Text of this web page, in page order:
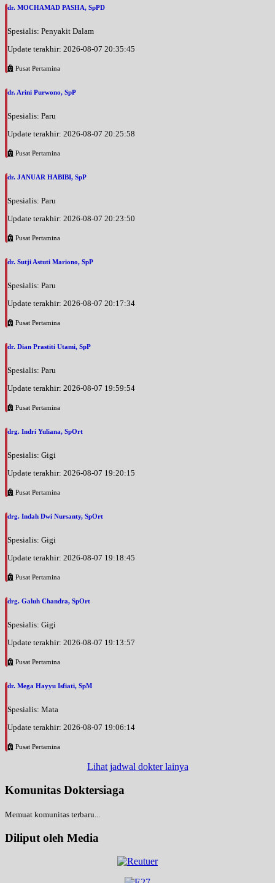
dr. MOCHAMAD PASHA, SpPD
Spesialis: Penyakit Dalam
Update terakhir: 2026-08-07 20:35:45
Pusat Pertamina
dr. Arini Purwono, SpP
Spesialis: Paru
Update terakhir: 2026-08-07 20:25:58
Pusat Pertamina
dr. JANUAR HABIBI, SpP
Spesialis: Paru
Update terakhir: 2026-08-07 20:23:50
Pusat Pertamina
dr. Sutji Astuti Mariono, SpP
Spesialis: Paru
Update terakhir: 2026-08-07 20:17:34
Pusat Pertamina
dr. Dian Prastiti Utami, SpP
Spesialis: Paru
Update terakhir: 2026-08-07 19:59:54
Pusat Pertamina
drg. Indri Yuliana, SpOrt
Spesialis: Gigi
Update terakhir: 2026-08-07 19:20:15
Pusat Pertamina
drg. Indah Dwi Nursanty, SpOrt
Spesialis: Gigi
Update terakhir: 2026-08-07 19:18:45
Pusat Pertamina
drg. Galuh Chandra, SpOrt
Spesialis: Gigi
Update terakhir: 2026-08-07 19:13:57
Pusat Pertamina
dr. Mega Hayyu Isfiati, SpM
Spesialis: Mata
Update terakhir: 2026-08-07 19:06:14
Pusat Pertamina
Lihat jadwal dokter lainya
Komunitas Doktersiaga
Memuat komunitas terbaru...
Diliput oleh Media